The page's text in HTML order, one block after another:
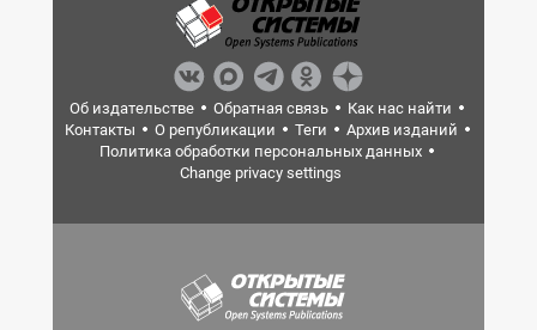
Об издательстве Обратная связь
Как нас найти
Контакты
О републикации Теги
Архив изданий
Политика обработки персональных данных
Change privacy settings